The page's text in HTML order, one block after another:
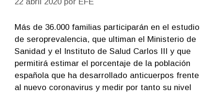
Más de 36.000 familias participarán en el estudio
de seroprevalencia, que ultiman el Ministerio de
Sanidad y el Instituto de Salud Carlos III y que
permitirá estimar el porcentaje de la población
española que ha desarrollado anticuerpos frente
al nuevo coronavirus y medir por tanto su nivel